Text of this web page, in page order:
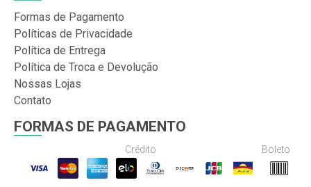
Formas de Pagamento
Políticas de Privacidade
Política de Entrega
Política de Troca e Devolução
Nossas Lojas
Contato
FORMAS DE PAGAMENTO
Crédito Boleto